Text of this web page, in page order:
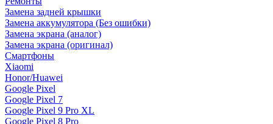
Замена задней крышки
Замена аккумулятора (Без ошибки)
Замена экрана (аналог)
Замена экрана (оригинал)
Смартфоны
Xiaomi
Honor/Huawei
Google Pixel
Google Pixel 7
Google Pixel 9 Pro XL
Google Pixel 8 Pro